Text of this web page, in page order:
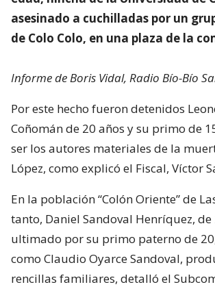
asesinado a cuchilladas por un
de Colo Colo, en una plaza de la
Informe de Boris Vidal, Radio Bío-Bío
Por este hecho fueron detenidos
Coñomán de 20 años y su primo de
ser los autores materiales de la
López, como explicó el Fiscal, Víctor
En la población “Colón Oriente” de
tanto, Daniel Sandoval Henríquez, de
ultimado por su primo paterno de
como Claudio Oyarce Sandoval,
rencillas familiares, detalló el